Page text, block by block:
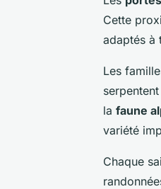
Cette
adaptés à
Les
la faune
variété
Chaque